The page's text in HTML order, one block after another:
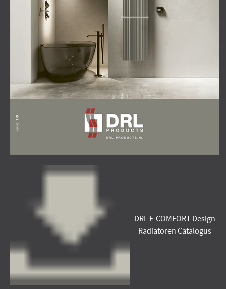
DRL E-COMFORT Design
Radiatoren Catalogus